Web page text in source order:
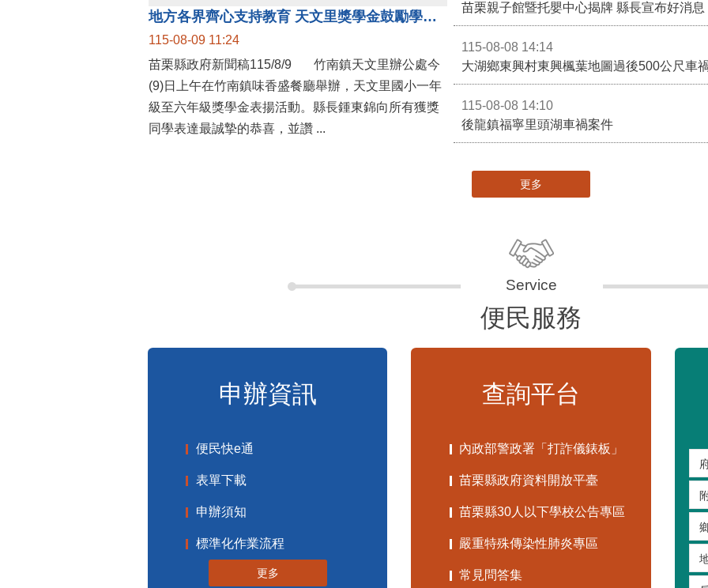
地方各界齊心支持教育 天文里獎學金鼓勵學童勇敢追夢
115-08-09 11:24
苗栗縣政府新聞稿115/8/9 竹南鎮天文里辦公處今
(9)日上午在竹南鎮味香盛餐廳舉辦，天文里國小一年
級至六年級獎學金表揚活動。縣長鍾東錦向所有獲獎
同學表達最誠摯的恭喜，並讚 ...
苗栗親子館暨托嬰中心揭牌 縣長宣布好消
115-08-08 14:14
大湖鄉東興村東興楓葉地圖過後500公尺車
115-08-08 14:10
後龍鎮福寧里頭湖車禍案件
更多
便民服務
申辦資訊
便民快e通
表單下載
查詢平台
內政部警政署「打詐儀錶板」
苗栗縣政府資料開放平臺
苗栗縣30人以下學校公告專區